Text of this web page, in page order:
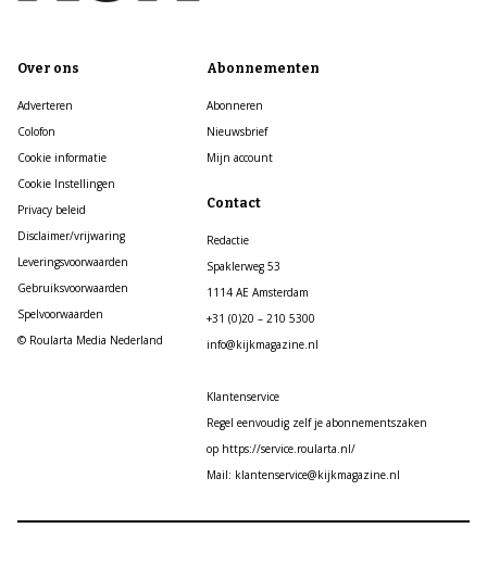
Over ons
Adverteren
Colofon
Cookie informatie
Cookie Instellingen
Privacy beleid
Disclaimer/vrijwaring
Leveringsvoorwaarden
Gebruiksvoorwaarden
Spelvoorwaarden
© Roularta Media Nederland
Abonnementen
Abonneren
Nieuwsbrief
Mijn account
Contact
Redactie
Spaklerweg 53
1114 AE Amsterdam
+31 (0)20 – 210 5300
info@kijkmagazine.nl
Klantenservice
Regel eenvoudig zelf je abonnementszaken
op https://service.roularta.nl/
Mail: klantenservice@kijkmagazine.nl